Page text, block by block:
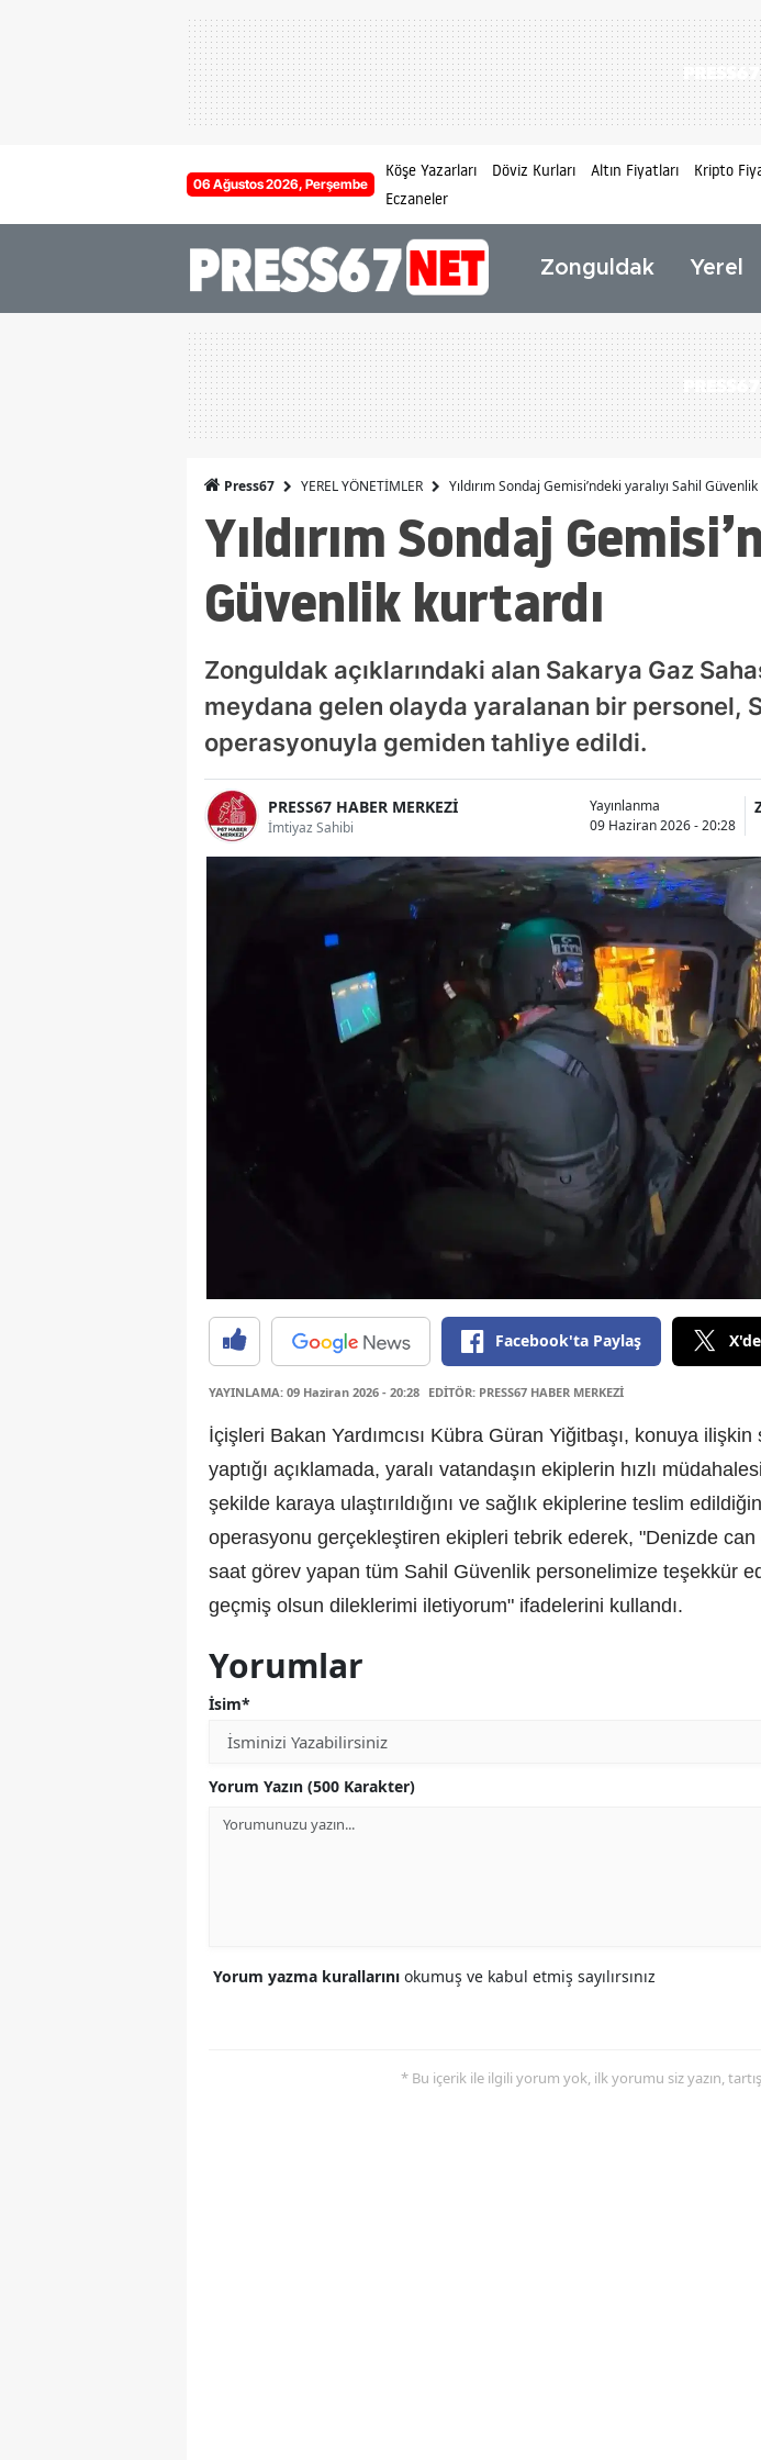
06 Ağustos 2026, Perşembe
Köşe Yazarları Döviz Kurları Altın Fiyatları
Kripto
Eczaneler
Zonguldak Yerel
Press67 YEREL YÖNETİMLER Yıldırım Sondaj Gemisi’ndeki yaralıyı Sahil
Yıldırım Sondaj
Güvenlik kurtardı
Zonguldak açıklarındaki alan Sakarya Gaz
meydana gelen olayda yaralanan bir personel,
operasyonuyla gemiden tahliye edildi.
PRESS67 HABER MERKEZİ
İmtiyaz Sahibi
Yayınlanma
09 Haziran 2026 - 20:28
Facebook'ta Paylaş
YAYINLAMA: 09 Haziran 2026 - 20:28 EDİTÖR: PRESS67 HABER MERKEZİ
İçişleri Bakan Yardımcısı Kübra Güran Yiğitbaşı, konuya
yaptığı açıklamada, yaralı vatandaşın ekiplerin hızlı
şekilde karaya ulaştırıldığını ve sağlık ekiplerine teslim
operasyonu gerçekleştiren ekipleri tebrik ederek, "Denizde
saat görev yapan tüm Sahil Güvenlik personelimize teşekkür
geçmiş olsun dileklerimi iletiyorum" ifadelerini kullandı.
Yorumlar
İsim*
Yorum Yazın (500 Karakter)
Yorum yazma kurallarını okumuş ve kabul etmiş sayılırsınız
* Bu içerik ile ilgili yorum yok, ilk yorumu siz yazın,